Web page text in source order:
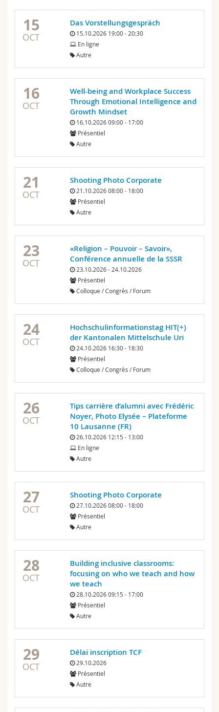
15
OCT
Das Vorstellungsgespräch
15.10.2026 19:00 - 20:30
En ligne
Autre
16
OCT
Well-being and Workplace Success
Through Emotional Intelligence and
Growth Mindset
16.10.2026 09:00 - 17:00
Présentiel
Autre
21
OCT
Shooting Photo Corporate
21.10.2026 08:00 - 18:00
Présentiel
Autre
23
OCT
«Religion – Pouvoir – Savoir»,
Conférence annuelle de la SSSR
23.10.2026 - 24.10.2026
Présentiel
Colloque / Congrès / Forum
24
OCT
Hochschulinformationstag HIT(+)
der Kantonalen Mittelschule Uri
24.10.2026 16:30 - 18:30
Présentiel
Colloque / Congrès / Forum
26
OCT
Tips carrière d’alumni avec Frédéric
Noyer, Photo Elysée – Plateforme
10 Lausanne (FR)
26.10.2026 12:15 - 13:00
En ligne
Autre
27
OCT
Shooting Photo Corporate
27.10.2026 08:00 - 18:00
Présentiel
Autre
28
OCT
Building inclusive classrooms:
focusing on who we teach and how
we teach
28.10.2026 09:15 - 17:00
Présentiel
Autre
29
OCT
Délai inscription TCF
29.10.2026
Présentiel
Autre